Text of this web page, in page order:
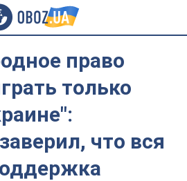
право
только
что вся